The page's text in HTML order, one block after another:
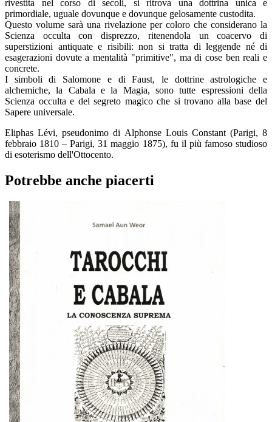
rivestita nel corso di secoli, si ritrova una dottrina unica e
primordiale, uguale dovunque e dovunque gelosamente custodita.
Questo volume sarà una rivelazione per coloro che considerano la
Scienza occulta con disprezzo, ritenendola un coacervo di
superstizioni antiquate e risibili: non si tratta di leggende né di
esagerazioni dovute a mentalità "primitive", ma di cose ben reali e
concrete.
I simboli di Salomone e di Faust, le dottrine astrologiche e
alchemiche, la Cabala e la Magia, sono tutte espressioni della
Scienza occulta e del segreto magico che si trovano alla base del
Sapere universale.
Eliphas Lévi, pseudonimo di Alphonse Louis Constant (Parigi, 8
febbraio 1810 – Parigi, 31 maggio 1875), fu il più famoso studioso
di esoterismo dell'Ottocento.
Potrebbe anche piacerti